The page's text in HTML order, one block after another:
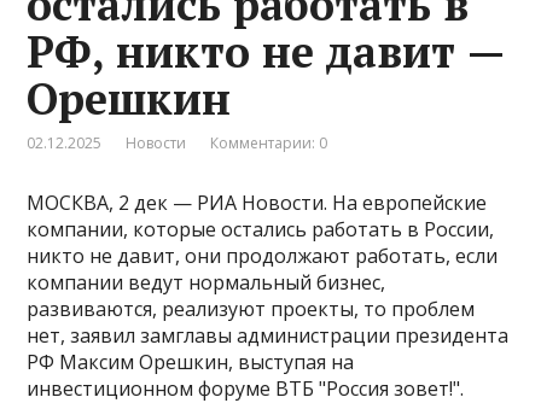
РФ, никто не давит —
Орешкин
02.12.2025 Новости Комментарии: 0
МОСКВА, 2 дек — РИА Новости. На европейские
компании, которые остались работать в России,
никто не давит, они продолжают работать, если
компании ведут нормальный бизнес,
развиваются, реализуют проекты, то проблем
нет, заявил замглавы администрации президента
РФ Максим Орешкин, выступая на
инвестиционном форуме ВТБ "Россия зовет!".